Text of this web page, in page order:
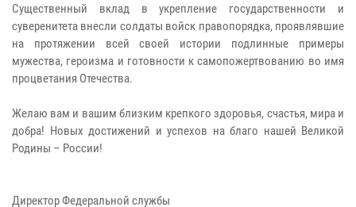
Существенный вклад в укрепление государственности и
суверенитета внесли солдаты войск правопорядка, проявлявшие
на протяжении всей своей истории подлинные примеры
мужества, героизма и готовности к самопожертвованию во имя
процветания Отечества.
Желаю вам и вашим близким крепкого здоровья, счастья, мира и
добра! Новых достижений и успехов на благо нашей Великой
Родины – России!
Директор Федеральной службы